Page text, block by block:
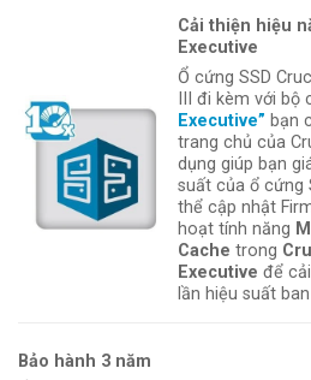
Cải thiện hiệu
Executive
Ổ cứng SSD
III đi kèm với bộ
Executive” bạn
trang chủ của
dụng giúp bạn
suất của ổ cứng
thể cập nhật
hoạt tính năng
Cache trong
Executive để
lần hiệu suất
Bảo hành 3 năm